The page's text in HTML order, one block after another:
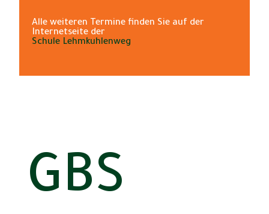
Alle weiteren Termine finden Sie auf der
Internetseite der
Schule Lehmkuhlenweg
GBS